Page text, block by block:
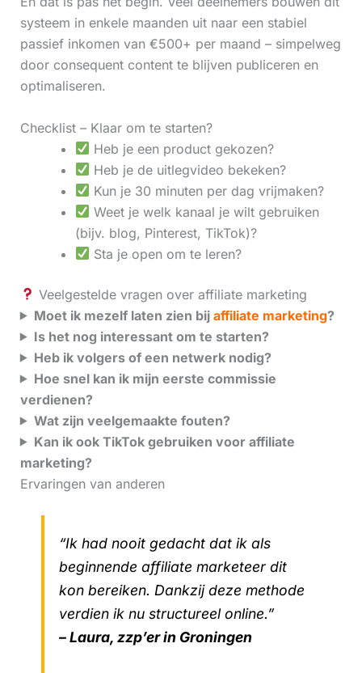
systeem in enkele maanden uit naar een stabiel
passief inkomen van €500+ per maand – simpelweg
door consequent content te blijven publiceren en
optimaliseren.
Checklist – Klaar om te starten?
Heb je een product gekozen?
Heb je de uitlegvideo bekeken?
Kun je 30 minuten per dag vrijmaken?
Weet je welk kanaal je wilt gebruiken
(bijv. blog, Pinterest, TikTok)?
Sta je open om te leren?
Veelgestelde vragen over affiliate marketing
Moet ik mezelf laten zien bij affiliate marketing?
Is het nog interessant om te starten?
Heb ik volgers of een netwerk nodig?
Hoe snel kan ik mijn eerste commissie
verdienen?
Wat zijn veelgemaakte fouten?
Kan ik ook TikTok gebruiken voor affiliate
marketing?
Ervaringen van anderen
“Ik had nooit gedacht dat ik als
beginnende affiliate marketeer dit
kon bereiken. Dankzij deze methode
verdien ik nu structureel online.”
– Laura, zzp’er in Groningen